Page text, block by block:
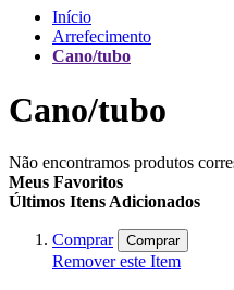
Início
Arrefecimento
Cano/tubo
Cano/tubo
Não encontramos produtos
Meus Favoritos
Últimos Itens Adicionados
Comprar Comprar
Remover este Item